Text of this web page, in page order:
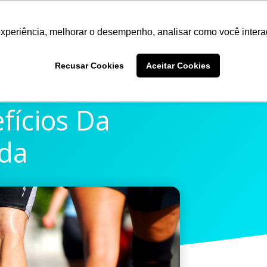
melhorar o desempenho, analisar como você
Recusar Cookies Aceitar Cookies
Da